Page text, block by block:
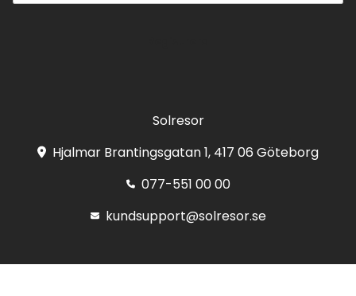
Solresor
Hjalmar Brantingsgatan 1, 417 06 Göteborg
077-551 00 00
kundsupport@solresor.se